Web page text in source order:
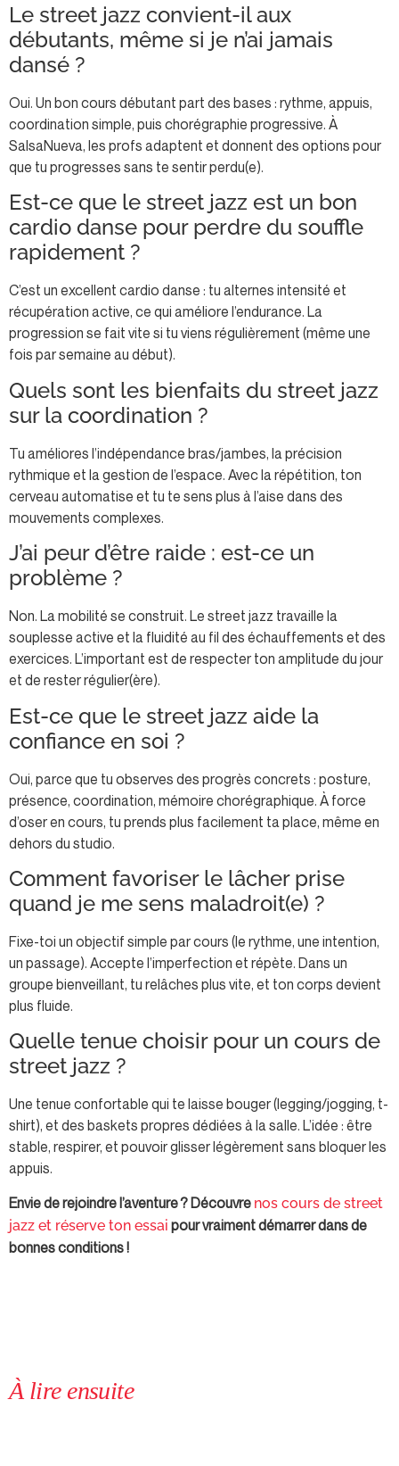
Le street jazz convient-il aux
débutants, même si je n’ai jamais
dansé ?
Oui. Un bon cours débutant part des bases : rythme, appuis,
coordination simple, puis chorégraphie progressive. À
SalsaNueva, les profs adaptent et donnent des options pour
que tu progresses sans te sentir perdu(e).
Est-ce que le street jazz est un bon
cardio danse pour perdre du souffle
rapidement ?
C’est un excellent cardio danse : tu alternes intensité et
récupération active, ce qui améliore l’endurance. La
progression se fait vite si tu viens régulièrement (même une
fois par semaine au début).
Quels sont les bienfaits du street jazz
sur la coordination ?
Tu améliores l’indépendance bras/jambes, la précision
rythmique et la gestion de l’espace. Avec la répétition, ton
cerveau automatise et tu te sens plus à l’aise dans des
mouvements complexes.
J’ai peur d’être raide : est-ce un
problème ?
Non. La mobilité se construit. Le street jazz travaille la
souplesse active et la fluidité au fil des échauffements et des
exercices. L’important est de respecter ton amplitude du jour
et de rester régulier(ère).
Est-ce que le street jazz aide la
confiance en soi ?
Oui, parce que tu observes des progrès concrets : posture,
présence, coordination, mémoire chorégraphique. À force
d’oser en cours, tu prends plus facilement ta place, même en
dehors du studio.
Comment favoriser le lâcher prise
quand je me sens maladroit(e) ?
Fixe-toi un objectif simple par cours (le rythme, une intention,
un passage). Accepte l’imperfection et répète. Dans un
groupe bienveillant, tu relâches plus vite, et ton corps devient
plus fluide.
Quelle tenue choisir pour un cours de
street jazz ?
Une tenue confortable qui te laisse bouger (legging/jogging, t-
shirt), et des baskets propres dédiées à la salle. L’idée : être
stable, respirer, et pouvoir glisser légèrement sans bloquer les
appuis.
Envie de rejoindre l’aventure ? Découvre nos cours de street
jazz et réserve ton essai pour vraiment démarrer dans de
bonnes conditions !
À lire ensuite